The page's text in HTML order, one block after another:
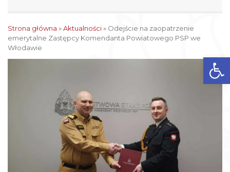
Strona główna »Aktualności» Odejście na zaopatrzenie
emerytalne Zastępcy Komendanta Powiatowego PSP we
Włodawie